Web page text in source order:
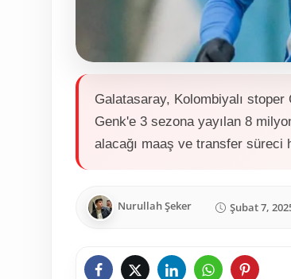
Galatasaray, Kolombiyalı stoper
Genk'e 3 sezona yayılan 8
alacağı maaş ve transfer süreci
Nurullah Şeker Şubat 7,